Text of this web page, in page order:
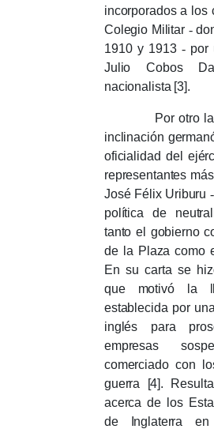
incorporados a los
Colegio Militar -
1910 y 1913- por
Julio Cobos
nacionalista [3].
Por otro lado,
inclinación
oficialidad del
representantes
José Félix Uriburu -
política de
tanto el gobierno
de la Plaza como
En su carta se
que motivó la
establecida por
inglés para
empresas
comerciado con
guerra [4].
acerca de los
de Inglaterra